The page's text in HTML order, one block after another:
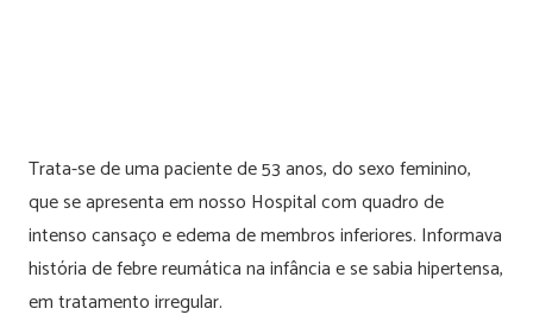
Trata-se de uma paciente de 53 anos, do sexo feminino,
que se apresenta em nosso Hospital com quadro de
intenso cansaço e edema de membros inferiores. Informava
história de febre reumática na infância e se sabia hipertensa,
em tratamento irregular.